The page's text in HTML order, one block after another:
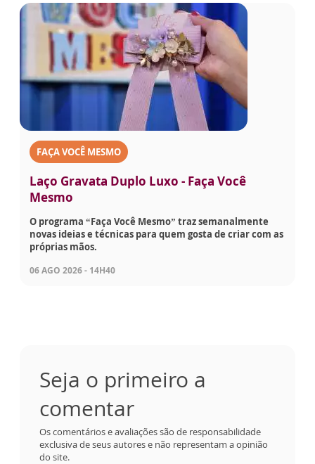
FAÇA VOCÊ MESMO
Laço Gravata Duplo Luxo - Faça Você
Mesmo
O programa “Faça Você Mesmo” traz semanalmente
novas ideias e técnicas para quem gosta de criar com as
próprias mãos.
06 AGO 2026 - 14H40
Seja o primeiro a
comentar
Os comentários e avaliações são de responsabilidade
exclusiva de seus autores e não representam a opinião
do site.